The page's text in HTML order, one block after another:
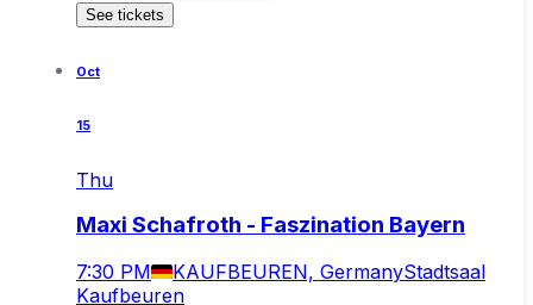
See tickets
Oct
15
Thu
Maxi Schafroth - Faszination Bayern
7:30 PM KAUFBEUREN, GermanyStadtsaal
Kaufbeuren